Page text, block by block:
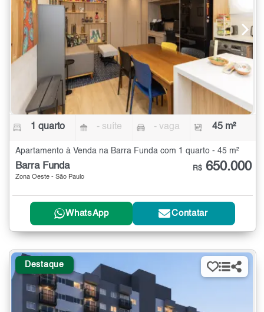
1 quarto - suíte - vaga 45 m²
Apartamento à Venda na Barra Funda com 1 quarto - 45 m²
Barra Funda
Zona Oeste - São Paulo
R$ 650.000
WhatsApp Contatar
Destaque